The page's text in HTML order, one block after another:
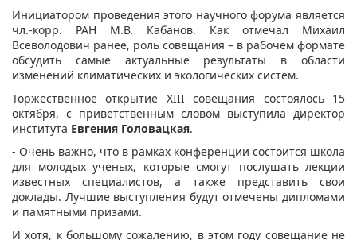
Инициатором проведения этого научного форума является
чл.-корр. РАН М.В. Кабанов. Как отмечал Михаил
Всеволодович ранее, роль совещания – в рабочем формате
обсудить самые актуальные результаты в области
изменений климатических и экологических систем.
Торжественное открытие XIII совещания состоялось 15
октября, с приветственным словом выступила директор
института Евгения Головацкая.
- Очень важно, что в рамках конференции состоится школа
для молодых ученых, которые смогут послушать лекции
известных специалистов, а также представить свои
доклады. Лучшие выступления будут отмечены дипломами
и памятными призами.
И хотя, к большому сожалению, в этом году совещание не